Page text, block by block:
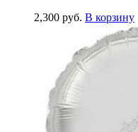
2,300 руб. В корзину